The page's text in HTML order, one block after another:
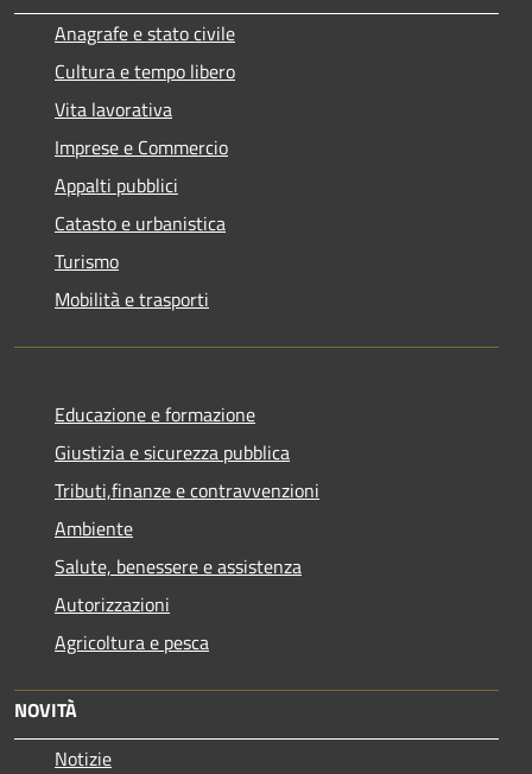
Anagrafe e stato civile
Cultura e tempo libero
Vita lavorativa
Imprese e Commercio
Appalti pubblici
Catasto e urbanistica
Turismo
Mobilità e trasporti
Educazione e formazione
Giustizia e sicurezza pubblica
Tributi,finanze e contravvenzioni
Ambiente
Salute, benessere e assistenza
Autorizzazioni
Agricoltura e pesca
NOVITÀ
Notizie